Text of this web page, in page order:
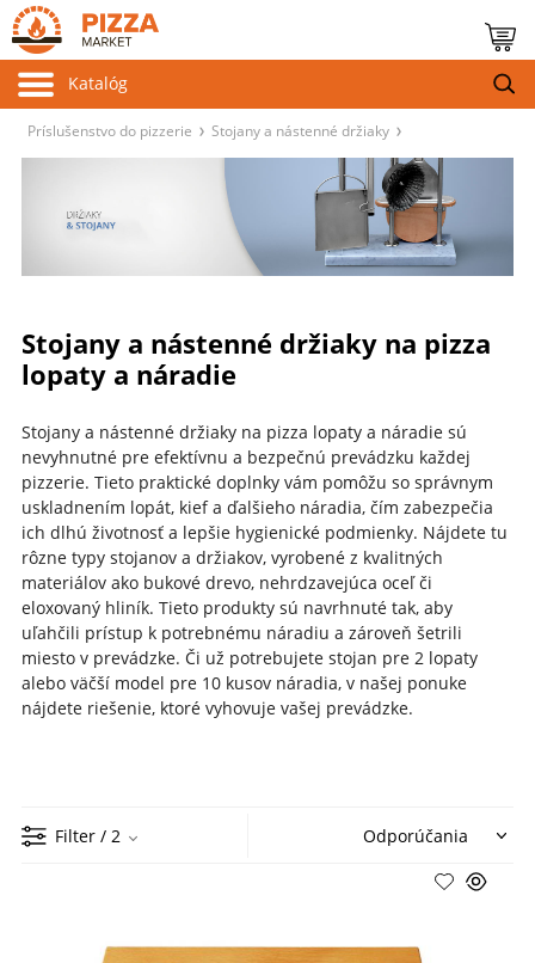
Katalóg
Príslušenstvo do pizzerie Stojany a nástenné držiaky
Stojany a nástenné držiaky na pizza
lopaty a náradie
Stojany a nástenné držiaky na pizza lopaty a náradie sú
nevyhnutné pre efektívnu a bezpečnú prevádzku každej
pizzerie. Tieto praktické doplnky vám pomôžu so správnym
uskladnením lopát, kief a ďalšieho náradia, čím zabezpečia
ich dlhú životnosť a lepšie hygienické podmienky. Nájdete tu
rôzne typy stojanov a držiakov, vyrobené z kvalitných
materiálov ako bukové drevo, nehrdzavejúca oceľ či
eloxovaný hliník. Tieto produkty sú navrhnuté tak, aby
uľahčili prístup k potrebnému náradiu a zároveň šetrili
miesto v prevádzke. Či už potrebujete stojan pre 2 lopaty
alebo väčší model pre 10 kusov náradia, v našej ponuke
nájdete riešenie, ktoré vyhovuje vašej prevádzke.
Filter / 2